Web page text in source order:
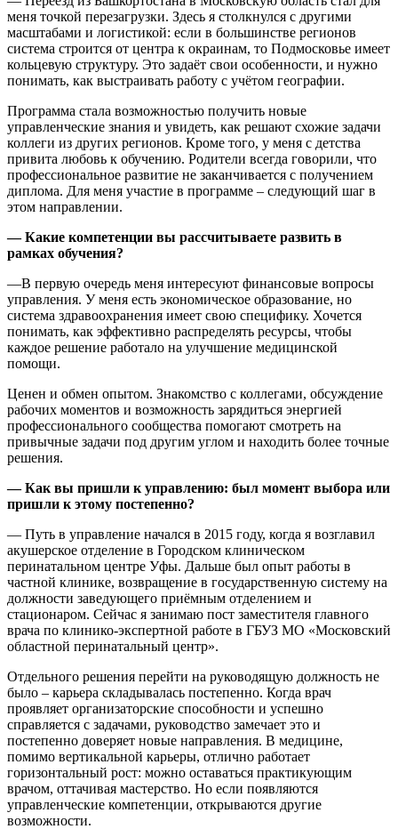
меня точкой перезагрузки. Здесь я столкнулся с другими
масштабами и логистикой: если в большинстве регионов
система строится от центра к окраинам, то Подмосковье имеет
кольцевую структуру. Это задаёт свои особенности, и нужно
понимать, как выстраивать работу с учётом географии.
Программа стала возможностью получить новые
управленческие знания и увидеть, как решают схожие задачи
коллеги из других регионов. Кроме того, у меня с детства
привита любовь к обучению. Родители всегда говорили, что
профессиональное развитие не заканчивается с получением
диплома. Для меня участие в программе – следующий шаг в
этом направлении.
— Какие компетенции вы рассчитываете развить в
рамках обучения?
—В первую очередь меня интересуют финансовые вопросы
управления. У меня есть экономическое образование, но
система здравоохранения имеет свою специфику. Хочется
понимать, как эффективно распределять ресурсы, чтобы
каждое решение работало на улучшение медицинской
помощи.
Ценен и обмен опытом. Знакомство с коллегами, обсуждение
рабочих моментов и возможность зарядиться энергией
профессионального сообщества помогают смотреть на
привычные задачи под другим углом и находить более точные
решения.
— Как вы пришли к управлению: был момент выбора или
пришли к этому постепенно?
— Путь в управление начался в 2015 году, когда я возглавил
акушерское отделение в Городском клиническом
перинатальном центре Уфы. Дальше был опыт работы в
частной клинике, возвращение в государственную систему на
должности заведующего приёмным отделением и
стационаром. Сейчас я занимаю пост заместителя главного
врача по клинико-экспертной работе в ГБУЗ МО «Московский
областной перинатальный центр».
Отдельного решения перейти на руководящую должность не
было – карьера складывалась постепенно. Когда врач
проявляет организаторские способности и успешно
справляется с задачами, руководство замечает это и
постепенно доверяет новые направления. В медицине,
помимо вертикальной карьеры, отлично работает
горизонтальный рост: можно оставаться практикующим
врачом, оттачивая мастерство. Но если появляются
управленческие компетенции, открываются другие
возможности.